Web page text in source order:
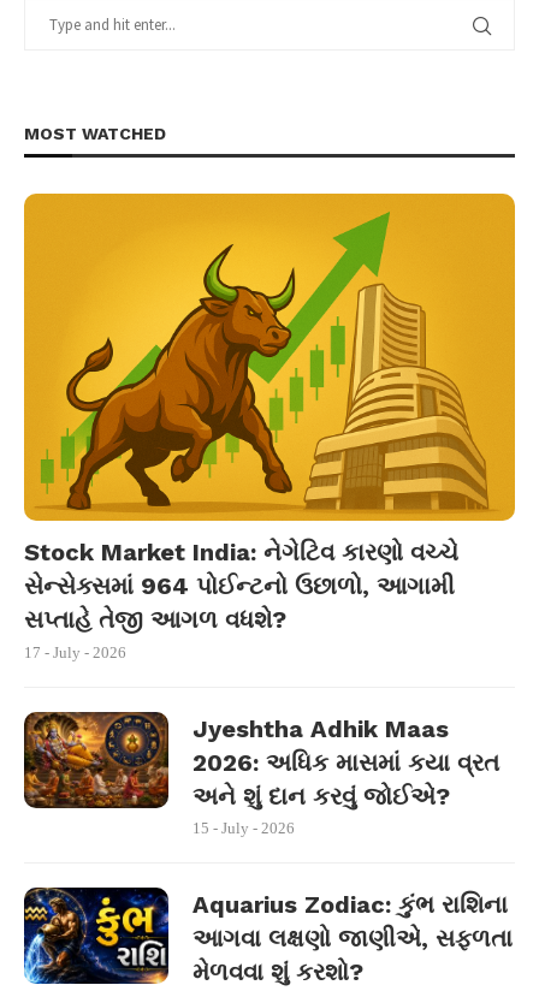
MOST WATCHED
Stock Market India: નેગેટિવ કારણો વચ્ચે
સેન્સેક્સમાં 964 પોઈન્ટનો ઉછાળો, આગામી
સપ્તાહે તેજી આગળ વધશે?
17 - July - 2026
Jyeshtha Adhik Maas
2026: અધિક માસમાં કયા વ્રત
અને શું દાન કરવું જોઈએ?
15 - July - 2026
Aquarius Zodiac: કુંભ રાશિના
આગવા લક્ષણો જાણીએ, સફળતા
મેળવવા શું કરશો?